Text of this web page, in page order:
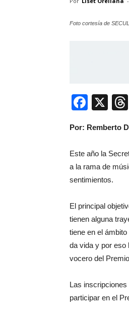
Foto cortesía de
X
Por: Remberto
Este año la
a la rama de
sentimientos.
El principal
tienen alguna
tiene en el
da vida y por eso
vocero del
Las
participar en el